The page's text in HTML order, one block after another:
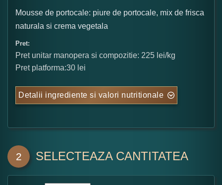
Mousse de portocale: piure de portocale, mix de frisca
naturala si crema vegetala
Pret:
Pret unitar manopera si compozitie: 225 lei/kg
Pret platforma:30 lei
Detalii ingrediente si valori nutritionale
2 SELECTEAZA CANTITATEA